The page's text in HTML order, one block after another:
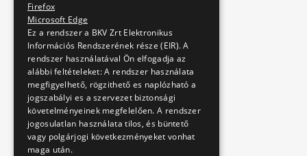
Firefox
Microsoft Edge
Ez a rendszer a BKV Zrt Elektronikus
Információs Rendszerének része (EIR). A
rendszer használatával Ön elfogadja az
alábbi feltételeket: A rendszer használata
megfigyelhető, rögzithető es naplózható a
jogszabályi es a szervezet biztonsági
követelményeinek megfelelően. A rendszer
jogosulatlan használata tilos, és büntető
vagy polgárjogi következményeket vonhat
maga után.